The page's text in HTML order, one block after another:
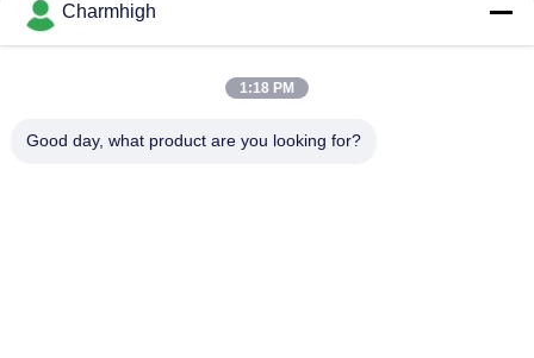
Узкий дизайн высокоточный модуль TC06 SMT Pick and
Place Machine 6 голов Поддержка 01005
Charmhigh TM08 PCBA Производство SMT Чип-Монтажная
Charmhigh
1:18 PM
Good day, what product are you looking for?